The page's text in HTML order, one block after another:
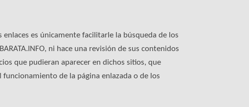
es únicamente facilitarle la búsqueda de los
ni hace una revisión de sus contenidos
que pudieran aparecer en dichos sitios, que
funcionamiento de la página enlazada o de los